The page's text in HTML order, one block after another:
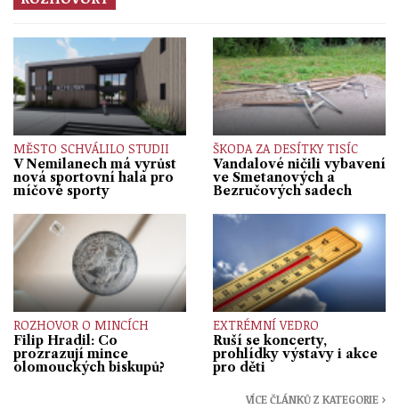
MĚSTO SCHVÁLILO STUDII
V Nemilanech má vyrůst
nová sportovní hala pro
míčové sporty
ŠKODA ZA DESÍTKY TISÍC
Vandalové ničili vybavení
ve Smetanových a
Bezručových sadech
ROZHOVOR O MINCÍCH
Filip Hradil: Co
prozrazují mince
olomouckých biskupů?
EXTRÉMNÍ VEDRO
Ruší se koncerty,
prohlídky výstavy i akce
pro děti
VÍCE ČLÁNKŮ Z KATEGORIE ›